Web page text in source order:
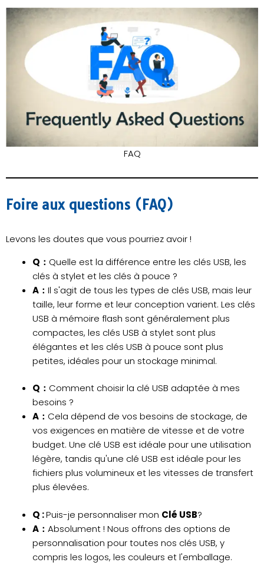
FAQ
Foire aux questions (FAQ)
Levons les doutes que vous pourriez avoir !
Q： Quelle est la différence entre les clés USB, les
clés à stylet et les clés à pouce ?
A：Il s'agit de tous les types de clés USB, mais leur
taille, leur forme et leur conception varient. Les clés
USB à mémoire flash sont généralement plus
compactes, les clés USB à stylet sont plus
élégantes et les clés USB à pouce sont plus
petites, idéales pour un stockage minimal.
Q： Comment choisir la clé USB adaptée à mes
besoins ?
A： Cela dépend de vos besoins de stockage, de
vos exigences en matière de vitesse et de votre
budget. Une clé USB est idéale pour une utilisation
légère, tandis qu'une clé USB est idéale pour les
fichiers plus volumineux et les vitesses de transfert
plus élevées.
Q :Puis-je personnaliser mon Clé USB?
A：Absolument ! Nous offrons des options de
personnalisation pour toutes nos clés USB, y
compris les logos, les couleurs et l'emballage.